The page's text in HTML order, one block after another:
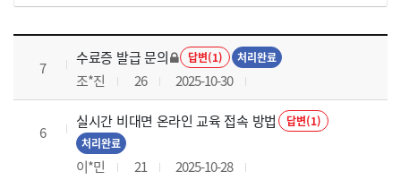
국가회계의 활용 과정 목록 으로 번호, 제목, 작성자, 조회수, 등록 일로 나열 되고 있습니다.
7
수료증 발급 문의 답변(1) 처리완료
조*진 26 2025-10-30
6
실시간 비대면 온라인 교육 접속 방법
답변(1)
처리완료
이*민 21 2025-10-28